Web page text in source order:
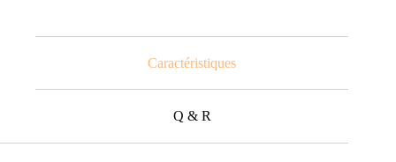
Caractéristiques
Q & R